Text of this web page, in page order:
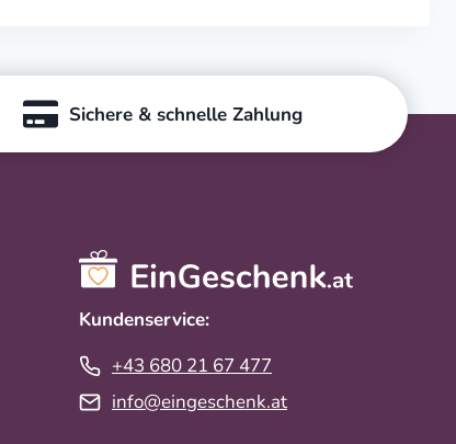
Sichere & schnelle Zahlung
Kundenservice:
+43 680 21 67 477
info@eingeschenk.at